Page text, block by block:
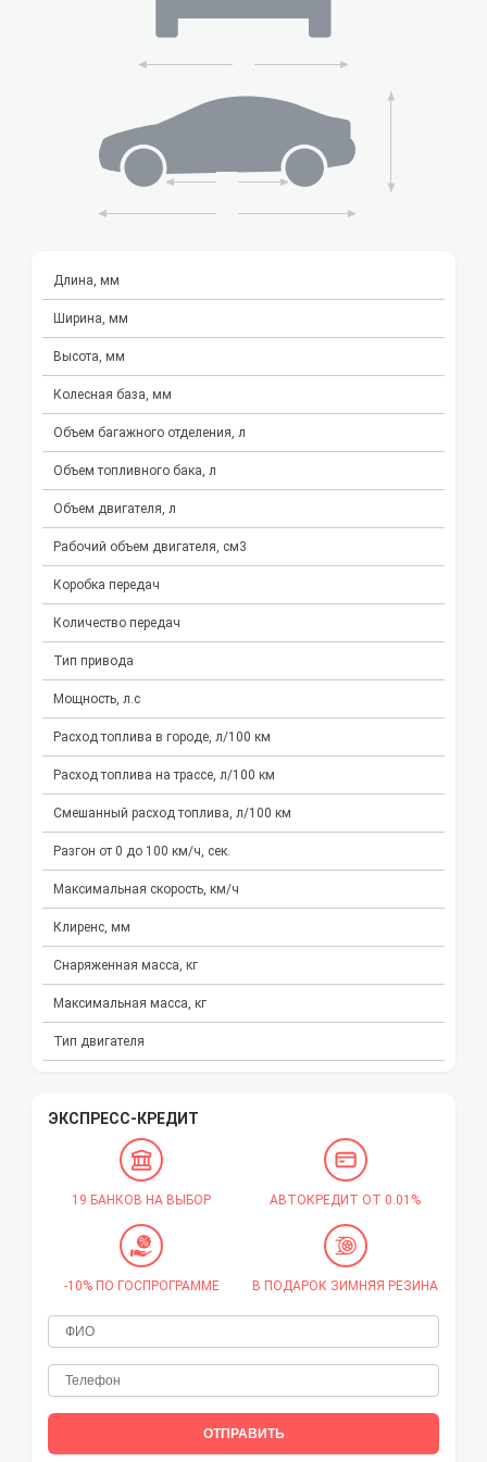
Длина, мм
Ширина, мм
Высота, мм
Колесная база, мм
Объем багажного отделения, л
Объем топливного бака, л
Объем двигателя, л
Рабочий объем двигателя, см3
Коробка передач
Количество передач
Тип привода
Мощность, л.с
Расход топлива в городе, л/100 км
Расход топлива на трассе, л/100 км
Смешанный расход топлива, л/100 км
Разгон от 0 до 100 км/ч, сек.
Максимальная скорость, км/ч
Клиренс, мм
Снаряженная масса, кг
Максимальная масса, кг
Тип двигателя
ЭКСПРЕСС-КРЕДИТ
19 БАНКОВ НА ВЫБОР АВТОКРЕДИТ ОТ 0.01%
-10% ПО ГОСПРОГРАММЕ В ПОДАРОК ЗИМНЯЯ РЕЗИНА
ОТПРАВИТЬ